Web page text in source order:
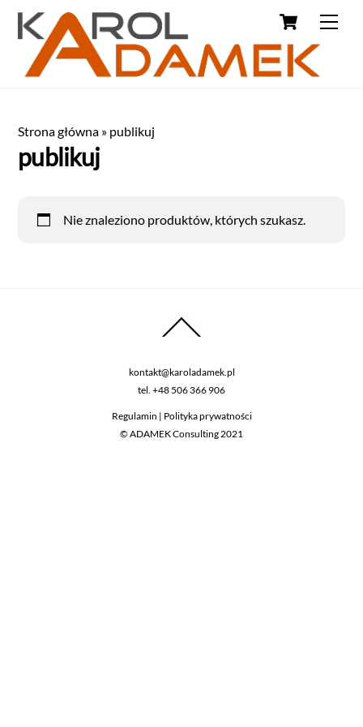
Strona główna » publikuj
publikuj
Nie znaleziono produktów, których szukasz.
kontakt@karoladamek.pl
tel. +48 506 366 906
Regulamin | Polityka prywatności
© ADAMEK Consulting 2021